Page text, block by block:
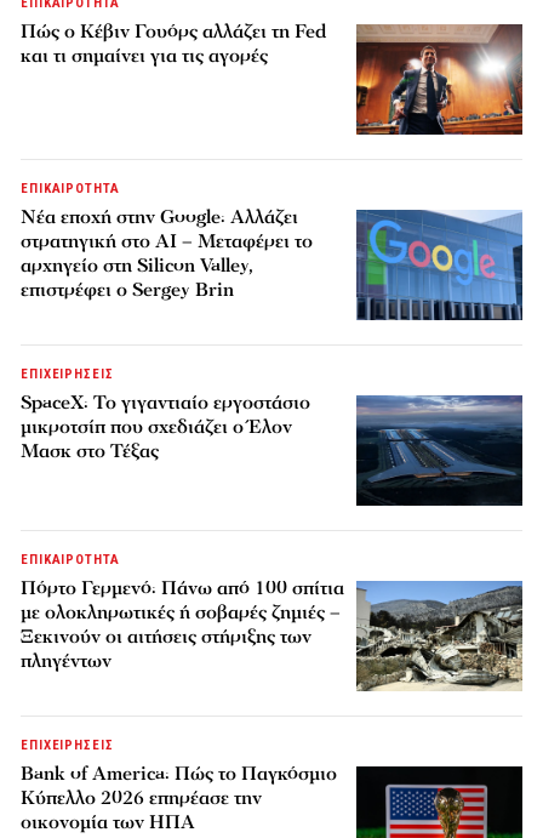
Πώς ο Κέβιν Γουόρς αλλάζει τη Fed
και τι σημαίνει για τις αγορές
ΕΠΙΚΑΙΡΟΤΗΤΑ
Νέα εποχή στην Google: Αλλάζει
στρατηγική στο AI – Μεταφέρει το
αρχηγείο στη Silicon Valley,
επιστρέφει ο Sergey Brin
ΕΠΙΧΕΙΡΗΣΕΙΣ
SpaceX: Το γιγαντιαίο εργοστάσιο
μικροτσίπ που σχεδιάζει ο Έλον
Μασκ στο Τέξας
ΕΠΙΚΑΙΡΟΤΗΤΑ
Πόρτο Γερμενό: Πάνω από 100 σπίτια
με ολοκληρωτικές ή σοβαρές ζημιές –
Ξεκινούν οι αιτήσεις στήριξης των
πληγέντων
ΕΠΙΧΕΙΡΗΣΕΙΣ
Bank of America: Πώς το Παγκόσμιο
Κύπελλο 2026 επηρέασε την
οικονομία των ΗΠΑ